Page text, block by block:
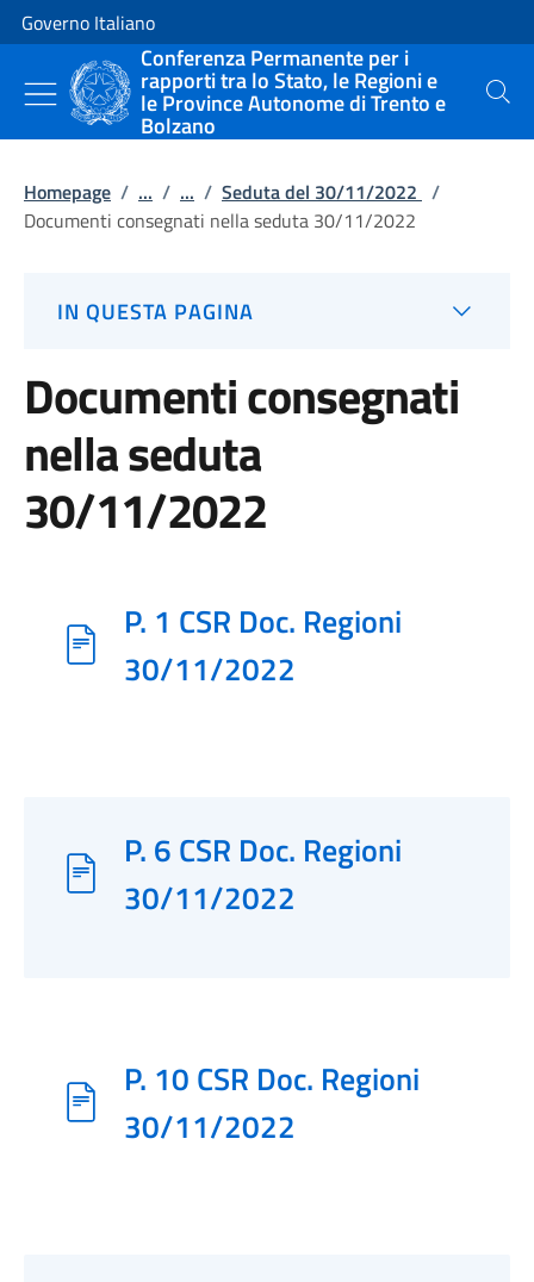
Vai al contenuto
Vai alla navigazione del sito
Governo Italiano
Conferenza Permanente per i
rapporti tra lo Stato, le Regioni e
le Province Autonome di Trento e
Bolzano
Cerca
Homepage / ... / ... / Seduta del 30/11/2022 /
Documenti consegnati nella seduta 30/11/2022
IN QUESTA PAGINA
Documenti consegnati
nella seduta
30/11/2022
P. 1 CSR Doc. Regioni
30/11/2022
P. 6 CSR Doc. Regioni
30/11/2022
P. 10 CSR Doc. Regioni
30/11/2022